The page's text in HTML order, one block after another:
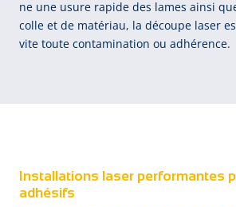
ne u­ne u­su­re ra­pi­de des la­mes ain­si
col­le et de ma­té­ri­au, la dé­cou­pe la­ser
vi­te tou­te con­ta­mi­na­tion ou ad­hé­ren­ce.
Installations laser performantes
adhésifs